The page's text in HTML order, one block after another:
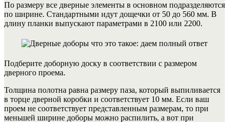
По размеру все дверные элементы в основном подразделяются
по ширине. Стандартными идут дощечки от 50 до 560 мм. В
длину планки выпускают параметрами в 2100 или 2200.
Подберите доборную доску в соответствии с размером
дверного проема.
Толщина полотна равна размеру паза, который выпиливается
в торце дверной коробки и соответствует 10 мм. Если ваш
проем не соответствует представленным размерам, то при
меньшей ширине доборы можно распилить, а вот при